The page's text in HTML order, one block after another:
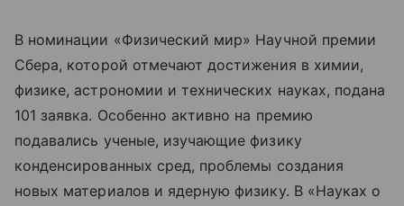
В номинации «Физический мир» Научной премии
Сбера, которой отмечают достижения в химии,
физике, астрономии и технических науках, подана
101 заявка. Особенно активно на премию
подавались ученые, изучающие физику
конденсированных сред, проблемы создания
новых материалов и ядерную физику. В «Науках о